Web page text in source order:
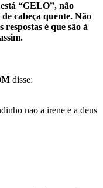
“GELO”, não
cabeça quente. Não
respostas é que são à
disse:
nao a irene e a deus